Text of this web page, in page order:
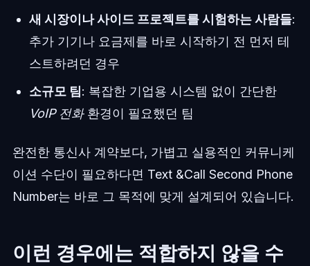
새 시장이나 사이드 프로젝트를 시험하는 사람들:
추가 기기나 요금제를 바로 시작하기 전 먼저 테
스트하려던 경우
소규모 팀: 복잡한 기업용 시스템 없이 간단한
VoIP 전화환경이 필요했던 팀
완전한 통신사 계약보다, 가볍고 실용적인 커뮤니케
이션 수단이 필요하다면 Text &Call Second Phone
Number는 바로 그 목적에 맞게 설계되어 있습니다.
이런 경우에는 적합하지 않을 수